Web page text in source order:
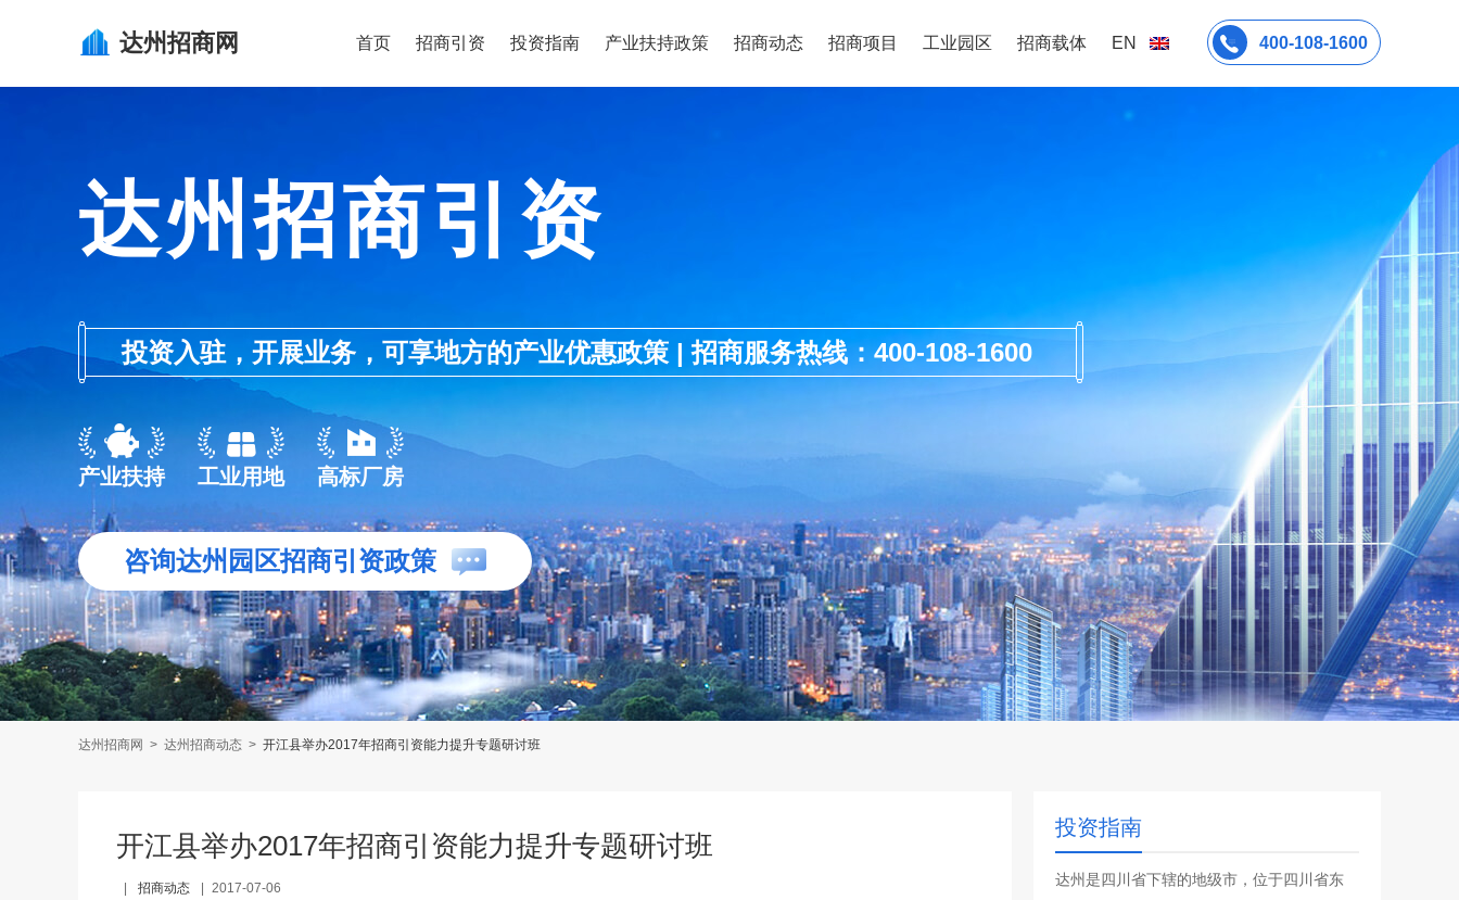
达州招商网 首页 招商引资 投资指南 产业扶持政策 招商动态 招商项目 工业园区 招商载体 EN 400-108-1600
达州招商引资
投资入驻，开展业务，可享地方的产业优惠政策 | 招商服务热线：400-108-1600
产业扶持 工业用地 高标厂房
咨询达州园区招商引资政策
达州招商网 > 达州招商动态 > 开江县举办2017年招商引资能力提升专题研讨班
开江县举办2017年招商引资能力提升专题研讨班
招商动态 2017-07-06
投资指南
达州是四川省下辖的地级市，位于四川省东